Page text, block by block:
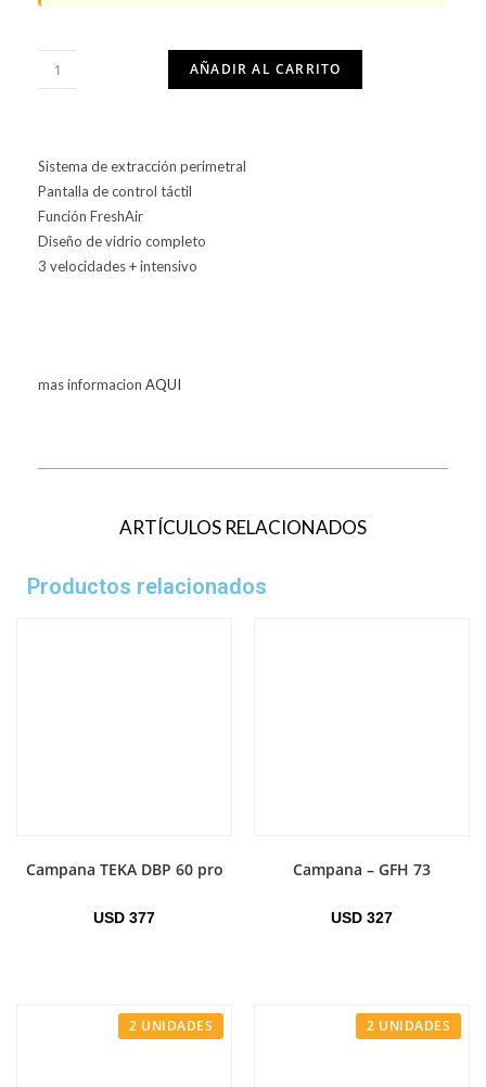
AÑADIR AL CARRITO
Sistema de extracción perimetral
Pantalla de control táctil
Función FreshAir
Diseño de vidrio completo
3 velocidades + intensivo
mas informacion AQUI
ARTÍCULOS RELACIONADOS
Productos relacionados
Campana TEKA DBP 60 pro
USD 377
Campana – GFH 73
USD 327
2 UNIDADES 2 UNIDADES